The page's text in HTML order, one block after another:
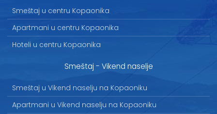
Smeštaj u centru Kopaonika
Apartmani u centru Kopaonika
Hoteli u centru Kopaonika
Smeštaj - Vikend naselje
Smeštaj u Vikend naselju na Kopaoniku
Apartmani u Vikend naselju na Kopaoniku